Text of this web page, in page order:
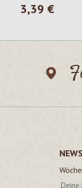
Regulärer Preis:
3,39 €